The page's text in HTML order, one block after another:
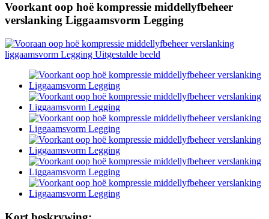
Voorkant oop hoë kompressie middellyfbeheer
verslanking Liggaamsvorm Legging